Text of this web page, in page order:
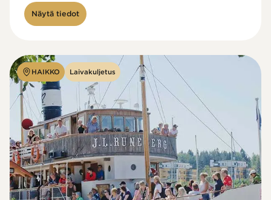
Näytä tiedot
HAIKKO Laivakuljetus